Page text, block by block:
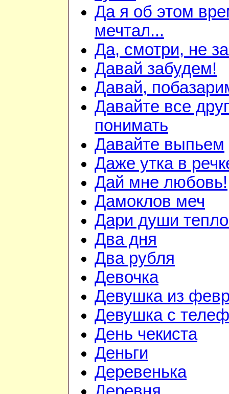
Да я об этом
мечтал...
Да, смотри, не
Давай забудем!
Давай,
Давайте все
понимать
Давайте выпьем
Даже утка в
Дай мне любовь!
Дамоклов меч
Дари души
Два дня
Два рубля
Девочка
Девушка из
Девушка с
День чекиста
Деньги
Деревенька